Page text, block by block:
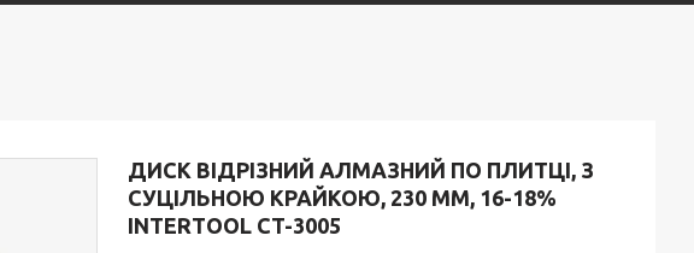
ДИСК ВІДРІЗНИЙ АЛМАЗНИЙ ПО ПЛИТЦІ, З
СУЦІЛЬНОЮ КРАЙКОЮ, 230 ММ, 16-18%
INTERTOOL CT-3005